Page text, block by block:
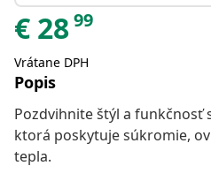
€ 2899
Vrátane DPH
Popis
Pozdvihnite štýl a funkčnosť
ktorá poskytuje súkromie,
tepla.